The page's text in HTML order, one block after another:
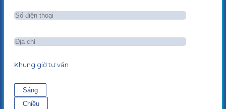
Khung giờ tư vấn
Sáng
Chiều